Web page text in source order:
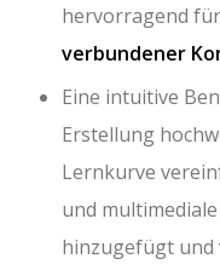
hervorragend für
verbundener
Eine intuitive
Erstellung
Lernkurve
und
hinzugefügt und